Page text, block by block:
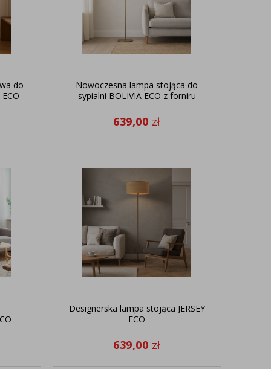
do
Nowoczesna lampa stojąca do
sypialni BOLIVIA ECO z forniru
639,00 zł
Designerska lampa stojąca JERSEY
ECO
639,00 zł